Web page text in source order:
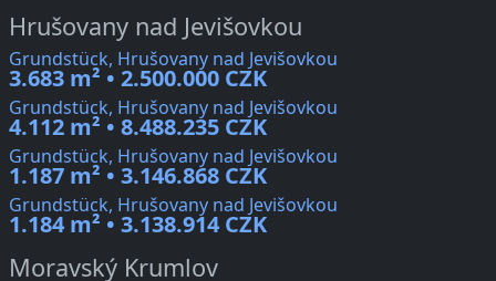
Hrušovany nad Jevišovkou
Grundstück, Hrušovany nad Jevišovkou
3.683 m² • 2.500.000 CZK
Grundstück, Hrušovany nad Jevišovkou
4.112 m² • 8.488.235 CZK
Grundstück, Hrušovany nad Jevišovkou
1.187 m² • 3.146.868 CZK
Grundstück, Hrušovany nad Jevišovkou
1.184 m² • 3.138.914 CZK
Moravský Krumlov